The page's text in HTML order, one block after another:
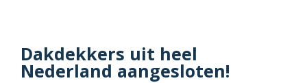
Dakdekkers uit heel
Nederland aangesloten!